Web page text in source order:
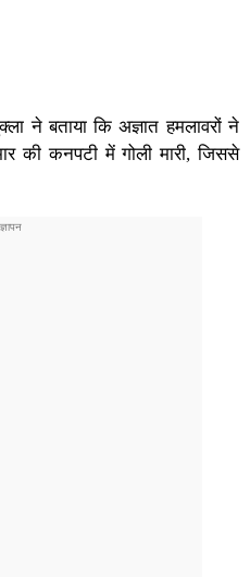
ने बताया कि अज्ञात हमलावरों ने
की कनपटी में गोली मारी, जिससे